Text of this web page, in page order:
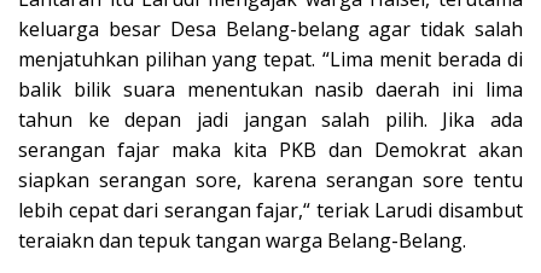
keluarga besar Desa Belang-belang agar tidak salah
menjatuhkan pilihan yang tepat. “Lima menit berada di
balik bilik suara menentukan nasib daerah ini lima
tahun ke depan jadi jangan salah pilih. Jika ada
serangan fajar maka kita PKB dan Demokrat akan
siapkan serangan sore, karena serangan sore tentu
lebih cepat dari serangan fajar,“ teriak Larudi disambut
teraiakn dan tepuk tangan warga Belang-Belang.